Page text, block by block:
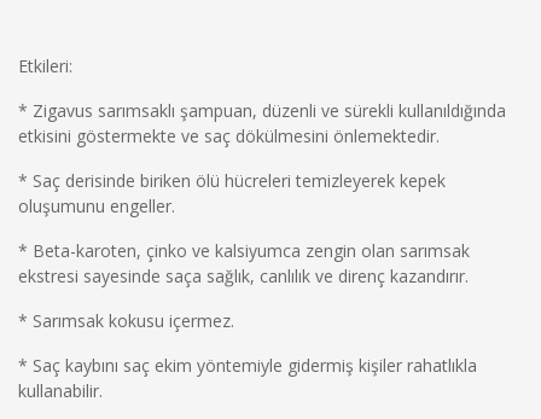
Etkileri:
* Zigavus sarımsaklı şampuan, düzenli ve sürekli kullanıldığında
etkisini göstermekte ve saç dökülmesini önlemektedir.
* Saç derisinde biriken ölü hücreleri temizleyerek kepek
oluşumunu engeller.
* Beta-karoten, çinko ve kalsiyumca zengin olan sarımsak
ekstresi sayesinde saça sağlık, canlılık ve direnç kazandırır.
* Sarımsak kokusu içermez.
* Saç kaybını saç ekim yöntemiyle gidermiş kişiler rahatlıkla
kullanabilir.